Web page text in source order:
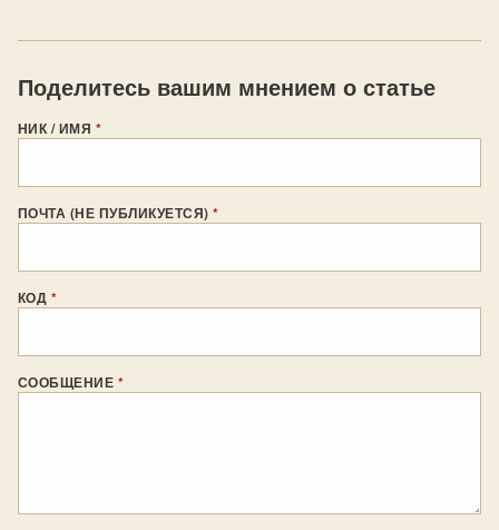
Поделитесь вашим мнением о статье
НИК / ИМЯ *
ПОЧТА (НЕ ПУБЛИКУЕТСЯ)*
КОД *
СООБЩЕНИЕ *